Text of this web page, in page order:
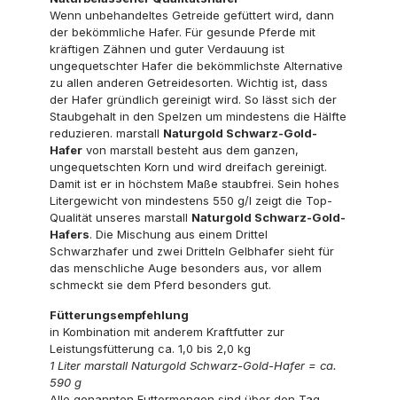
Wenn unbehandeltes Getreide gefüttert wird, dann
der bekömmliche Hafer. Für gesunde Pferde mit
kräftigen Zähnen und guter Verdauung ist
ungequetschter Hafer die bekömmlichste Alternative
zu allen anderen Getreidesorten. Wichtig ist, dass
der Hafer gründlich gereinigt wird. So lässt sich der
Staubgehalt in den Spelzen um mindestens die Hälfte
reduzieren. marstall Naturgold Schwarz-Gold-
Hafer von marstall besteht aus dem ganzen,
ungequetschten Korn und wird dreifach gereinigt.
Damit ist er in höchstem Maße staubfrei. Sein hohes
Litergewicht von mindestens 550 g/l zeigt die Top-
Qualität unseres marstall Naturgold Schwarz-Gold-
Hafers. Die Mischung aus einem Drittel
Schwarzhafer und zwei Dritteln Gelbhafer sieht für
das menschliche Auge besonders aus, vor allem
schmeckt sie dem Pferd besonders gut.
Fütterungsempfehlung
in Kombination mit anderem Kraftfutter zur
Leistungsfütterung ca. 1,0 bis 2,0 kg
1 Liter marstall Naturgold Schwarz-Gold-Hafer = ca.
590 g